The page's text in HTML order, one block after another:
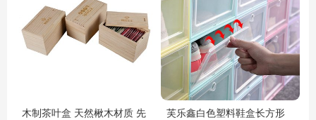
木制茶叶盒 天然楸木材质 先
芙乐鑫白色塑料鞋盒长方形